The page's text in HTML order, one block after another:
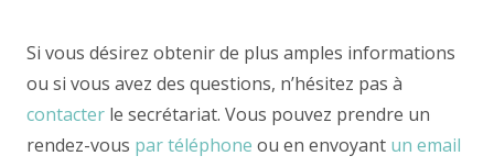
Si vous désirez obtenir de plus amples informations
ou si vous avez des questions, n’hésitez pas à
contacter le secrétariat. Vous pouvez prendre un
rendez-vous par téléphone ou en envoyant un email